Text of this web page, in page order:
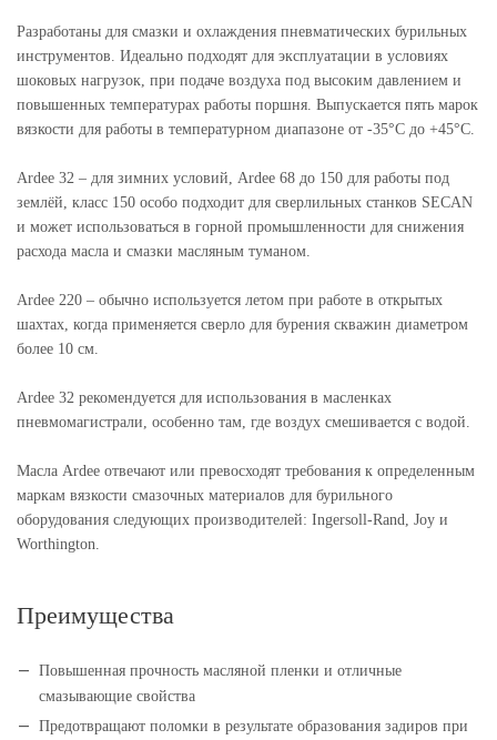
Разработаны для смазки и охлаждения пневматических бурильных
инструментов. Идеально подходят для эксплуатации в условиях
шоковых нагрузок, при подаче воздуха под высоким давлением и
повышенных температурах работы поршня. Выпускается пять марок
вязкости для работы в температурном диапазоне от -35°С до +45°С.
Ardee 32 – для зимних условий, Ardee 68 до 150 для работы под
землёй, класс 150 особо подходит для сверлильных станков SECAN
и может использоваться в горной промышленности для снижения
расхода масла и смазки масляным туманом.
Ardee 220 – обычно используется летом при работе в открытых
шахтах, когда применяется сверло для бурения скважин диаметром
более 10 см.
Ardee 32 рекомендуется для использования в масленках
пневмомагистрали, особенно там, где воздух смешивается с водой.
Масла Ardee отвечают или превосходят требования к определенным
маркам вязкости смазочных материалов для бурильного
оборудования следующих производителей: Ingersoll-Rand, Joy и
Worthington.
Преимущества
Повышенная прочность масляной пленки и отличные
смазывающие свойства
Предотвращают поломки в результате образования задиров при